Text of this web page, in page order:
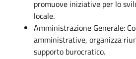
promuove iniziative per lo
locale.
Amministrazione Generale:
amministrative, organizza
supporto burocratico.